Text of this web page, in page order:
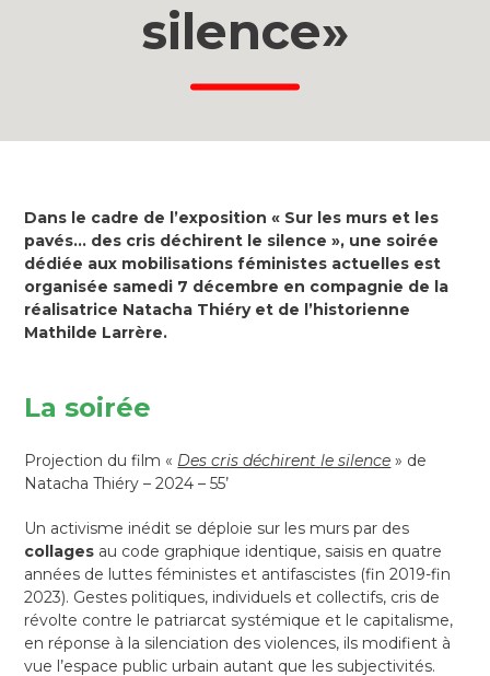
silence»
Dans le cadre de l’exposition « Sur les murs et les
pavés… des cris déchirent le silence », une soirée
dédiée aux mobilisations féministes actuelles est
organisée samedi 7 décembre en compagnie de la
réalisatrice Natacha Thiéry et de l’historienne
Mathilde Larrère.
La soirée
Projection du film « Des cris déchirent le silence » de
Natacha Thiéry – 2024 – 55’
Un activisme inédit se déploie sur les murs par des
collages au code graphique identique, saisis en quatre
années de luttes féministes et antifascistes (fin 2019-fin
2023). Gestes politiques, individuels et collectifs, cris de
révolte contre le patriarcat systémique et le capitalisme,
en réponse à la silenciation des violences, ils modifient à
vue l’espace public urbain autant que les subjectivités.